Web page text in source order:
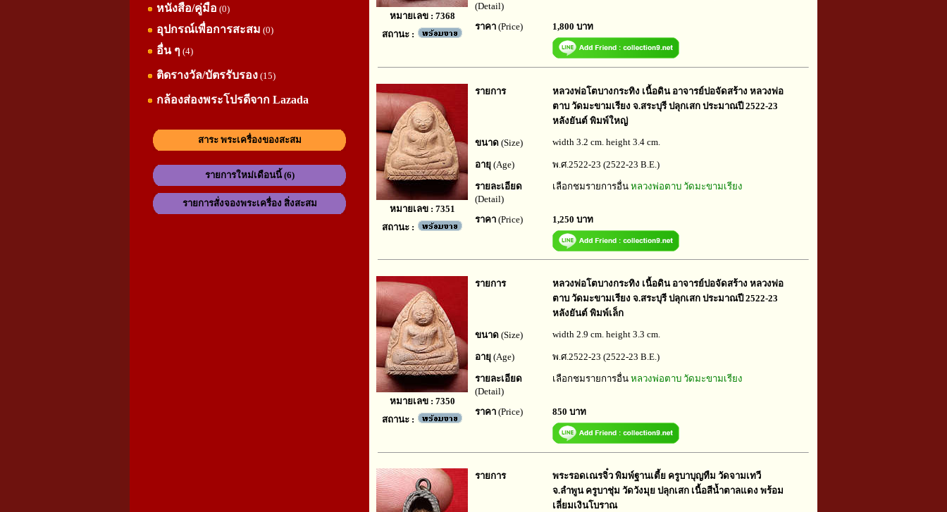
หนังสือ/คู่มือ (0)
อุปกรณ์เพื่อการสะสม (0)
อื่น ๆ (4)
ติดรางวัล/บัตรรับรอง (15)
กล้องส่องพระโปรดีจาก Lazada
สาระ พระเครื่องของสะสม
รายการใหม่เดือนนี้ (6)
รายการสั่งจองพระเครื่อง สิ่งสะสม
หมายเลข : 7368
สถานะ :
(Detail)
ราคา (Price) 1,800 บาท
หมายเลข : 7351
สถานะ :
รายการ
หลวงพ่อโตบางกระทิง เนื้อดิน อาจารย์ปอจัดสร้าง หลวงพ่อ
ตาบ วัดมะขามเรียง จ.สระบุรี ปลุกเสก ประมาณปี 2522-23
หลังยันต์ พิมพ์ใหญ่
ขนาด (Size) width 3.2 cm. height 3.4 cm.
อายุ (Age) พ.ศ.2522-23 (2522-23 B.E.)
รายละเอียด
(Detail)
เลือกชมรายการอื่น หลวงพ่อตาบ วัดมะขามเรียง
ราคา (Price) 1,250 บาท
หมายเลข : 7350
สถานะ :
รายการ
หลวงพ่อโตบางกระทิง เนื้อดิน อาจารย์ปอจัดสร้าง หลวงพ่อ
ตาบ วัดมะขามเรียง จ.สระบุรี ปลุกเสก ประมาณปี 2522-23
หลังยันต์ พิมพ์เล็ก
ขนาด (Size) width 2.9 cm. height 3.3 cm.
อายุ (Age) พ.ศ.2522-23 (2522-23 B.E.)
รายละเอียด
(Detail)
เลือกชมรายการอื่น หลวงพ่อตาบ วัดมะขามเรียง
ราคา (Price) 850 บาท
รายการ
พระรอดเณรจิ๋ว พิมพ์ฐานเตี้ย ครูบาบุญทืม วัดจามเทวี
จ.ลำพูน ครูบาชุ่ม วัดวังมุย ปลุกเสก เนื้อสีน้ำตาลแดง พร้อม
เลี่ยมเงินโบราณ